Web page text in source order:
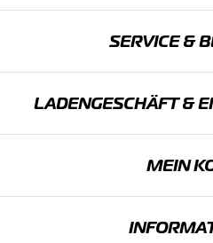
SERVICE &
LADENGESCHÄFT &
MEIN